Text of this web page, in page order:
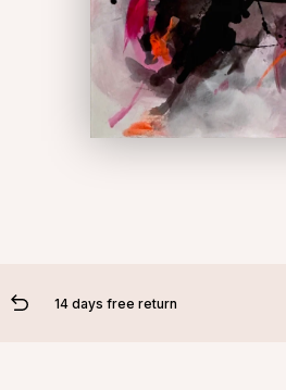
14 days free return